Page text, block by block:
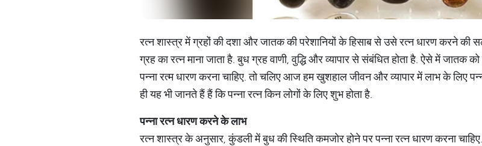
रत्न शास्त्र में ग्रहों की दशा और जातक की परेशानियों के हिसाब से उसे रत्न धारण करने की
ग्रह का रत्न माना जाता है. बुध ग्रह वाणी, वुद्धि और व्यापार से संबंधित होता है. ऐसे में जातक को
पन्ना रत्म धारण करना चाहिए. तो चलिए आज हम खुशहाल जीवन और व्यापार में लाभ के लिए
ही यह भी जानते हैं हैं कि पन्ना रत्न किन लोगों के लिए शुभ होता है.
पन्नारत्नधारणकरनेकेलाभ
रत्न शास्त्र के अनुसार, कुंडली में बुध की स्थिति कमजोर होने पर पन्ना रत्न धारण करना